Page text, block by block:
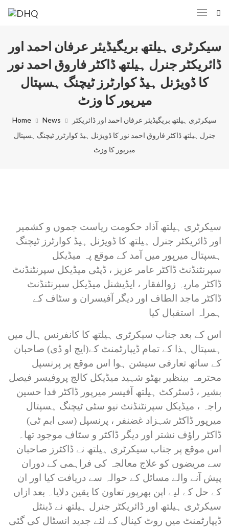
سیکرٹری ہیلتھ بریگیڈیئر عرفان احمد اور
ڈائریکٹر جنرل ہیلتھ ڈاکٹر فاروق احمد نور
کا ڈویژنل ہیڈ کوارٹرز ٹیچنگ ہسپتال
میرپور کا وزٹ
Home News
سیکرٹری ہیلتھ بریگیڈیئر عرفان احمد اور ڈائریکٹر
جنرل ہیلتھ ڈاکٹر فاروق احمد نور کا ڈویژنل ہیڈ کوارٹرز ٹیچنگ ہسپتال
میرپور کا وزٹ
سیکرٹری ہیلتھ آذاد حکومت ریاست جموں و کشمیر
اور ڈائریکٹر جنرل ہیلتھ کا ڈویژنل ہیڈ کوارٹرز ٹیچنگ
ہسپتال میرپور میں آمد کے موقع پہ میڈیکل
سپرنٹنڈنٹ ڈاکٹر عامر عزیز ، ڈپٹی میڈیکل سپرنٹنڈنٹ
ڈاکٹر ماریہ زوالفقار ، ایڈیشنل میڈیکل سپرنٹنڈنٹ
ڈاکٹر ماجد الطاف اور دیگر آفیسران و سٹاف کے
ہمراہ استقبال کیا
اس کے بعد جناب سیکرٹری ہیلتھ کا کانفرنس ہال میں
ہسپتال ہذا کے تمام ڈیپارٹمنٹ کے(ایچ او ڈی) صاحبان
کے ساتھ تعارفی سیشن ہوا اس موقع پر پرنسپل
محترمہ بینظیر بھٹو شہید میڈیکل کالج پروفیسر فیصل
بشیر ، ڈسٹرکٹ ہیلتھ آفیسر میرپور ڈاکٹر فدا حسین
راجہ ، میڈیکل سپرنٹنڈنٹ نیو سٹی ٹیچنگ ہسپتال
میرپور ڈاکٹر شہزاد غضنفر ، پرنسپل (سی ایم ٹی)
ڈاکٹر راؤف نشتر اور دیگر ڈاکٹر و سٹاف موجود تھا۔
اس موقع پر جناب سیکرٹری ہیلتھ نے ڈاکٹرز صاحبان
سے مریضوں کو علاج معالجہ کی فراہمی کے دوران
پیش آنے والے مسائل کے حوالہ سے دریافت کیا اور ان
کے حل کے لیے اپن بھرپور تعاون کا یقین دلایا۔ بعد ازاں
سیکرٹری ہیلتھ اور ڈائریکٹر جنرل ہیلتھ نے ڈینٹل
ڈیپارٹمنٹ میں روٹ کینال کے لئے جدید انسٹال کی گئی